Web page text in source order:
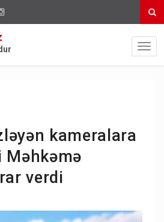
kameralara
Məhkəmə
verdi